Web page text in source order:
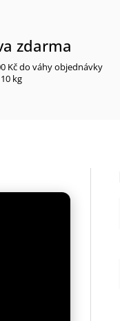
zdarma
Kč do váhy objednávky
10 kg
tlumení
potažený
těm